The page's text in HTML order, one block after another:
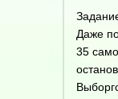
Даже
35